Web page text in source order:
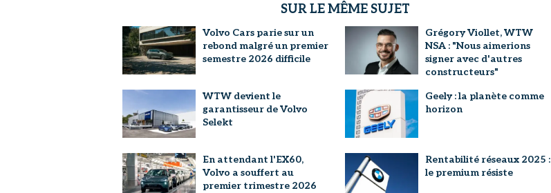
SUR LE MÊME SUJET
Volvo Cars parie sur un
rebond malgré un premier
semestre 2026 difficile
Grégory Viollet, WTW
NSA : "Nous aimerions
signer avec d'autres
constructeurs"
WTW devient le
garantisseur de Volvo
Selekt
Geely : la planète comme
horizon
En attendant l'EX60,
Volvo a souffert au
premier trimestre 2026
Rentabilité réseaux 2025 :
le premium résiste